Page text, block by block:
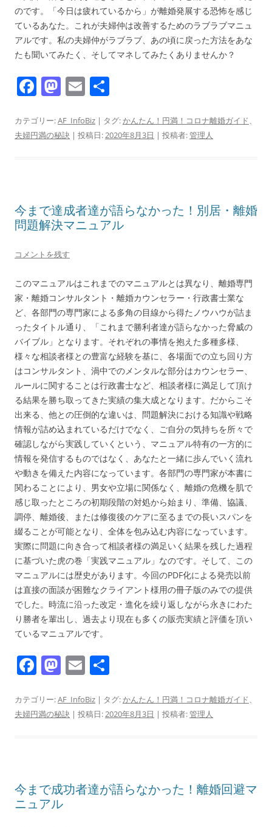
のです。「今日は疲れているから」が離婚発展する恐怖を感じ
ているあなた。これが夫婦仲は改善するためのラブラブマニュ
アルです。私の夫婦仲がラブラブ、あの頃に戻った方法をあな
たも聞いてみたく、そしてマネしてみたくありませんか？
F
c
e
o
k
M
st
o
n
E
ai
l
カテゴリー:AF_InfoBiz | タグ:かんたん！円満！コロナ離婚ガイド、
夫婦円満の秘訣 | 投稿日:2020年8月3日 | 投稿者:管理人
今まで達成者達が語らなかった！別居・離婚
問題解決マニュアル
コメントを残す
このマニュアルはこれまでのマニュアルとは異なり、離婚専門
家・離婚コンサルタント・離婚カウンセラー・行政書士業な
ど、各部門の専門家による多角の目線から得たノウハウが詰ま
ったタイトル通り、「これまで勝利者達が語らなかった脅威の
バイブル」となります。それぞれの事情を抱えた多種多様、
様々な相談者様との豊富な経験を基に、各場面での立ち回り方
はコンサルタント、渦中でのメンタルな部分はカウンセラー、
ルールに関することは行政書士など、相談者様に満足して頂け
る結果を勝ち取ってきた実績の集大成となります。だからこそ
出来る、他との圧倒的な違いは、問題解決における知識や戦略
情報が詰め込まれているだけでなく、ご自分の気持ちを所々で
確認しながら実践していくという、マニュアル特有の一方的に
情報を発信するものではなく、あなたと一緒に歩んでいく流れ
や動きを備えた内容になっています。各部門の専門家が本書に
関わることにより、男女や立場に関係なく、離婚の危機を肌で
感じ取ったところの初期段階の対処から始まり、準備、協議、
調停、離婚後、または修復後のケアに至るまでの長いスパンを
綴ることが可能となり、全体を包み込む内容になっています。
実際に問題に向き合って相談者様の満足いく結果を残した過程
に基づいた虎の巻「実践マニュアル」なのです。そして、この
マニュアルには歴史があります。今回のPDF化による発売以前
は直接の面談が困難なクライアント様用の冊子版のみでの提供
でした。時流に沿った改定・進化を繰り返しながら永きにわた
り勝者を輩出し、過去より現在も多くの販売実績と評価を頂い
ているマニュアルです。
F
c
e
o
k
M
st
o
n
E
ai
l
カテゴリー:AF_InfoBiz | タグ:かんたん！円満！コロナ離婚ガイド、
夫婦円満の秘訣 | 投稿日:2020年8月3日 | 投稿者:管理人
今まで成功者達が語らなかった！離婚回避マ
ニュアル